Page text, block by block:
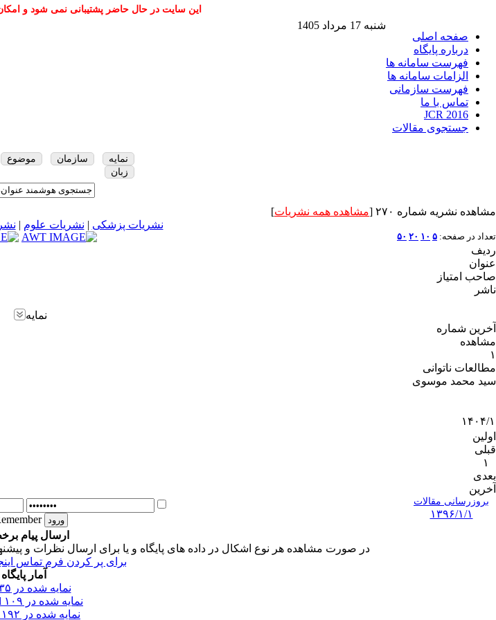
این سایت در حال حاضر پشتیبانی نمی شود و
صفحه اصلی
درباره پایگاه
فهرست سامانه ها
الزامات سامانه ها
فهرست سازمانی
تماس با ما
JCR 2016
جستجوی مقالات
شنبه 17 مرداد 1405
نمایه سازمان موضوع
زبان
مشاهده نشریه شماره ۲۷۰ [ مشاهده همه نشریات]
نشریات پزشکی | نشریات علوم |
تعداد در صفحه: ۵ ۱۰ ۲۰ ۵۰
ردیف
عنوان
صاحب امتیاز
ناشر
نمایه
آخرین شماره
مشاهده
۱
مطالعات ناتوانی
سید محمد موسوی
۱۴۰۴/۱
اولین
قبلی
۱
بعدی
آخرین
بروزرسانی مقالات
۱۳۹۶/۱/۱
ارسال پیام
در صورت مشاهده هر نوع اشکال در داده های پایگاه و یا برای ارسال نظرات و
برای پر کردن فرم تماس
آمار پایگاه
نمایه شده در ISI
نمایه شده در PubMed ۱۰۹
نمایه شده در Scopus ۱۹۲